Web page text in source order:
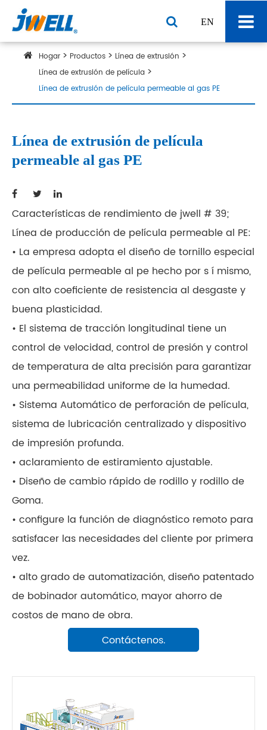
EN
Hogar Productos
Línea de extrusión
Línea de extrusión de película
Línea de extrusión de película permeable al gas PE
Línea de extrusión de película
permeable al gas PE
Características de rendimiento de jwell # 39;
Línea de producción de película permeable al PE:
• La empresa adopta el diseño de tornillo especial
de película permeable al pe hecho por s í mismo,
con alto coeficiente de resistencia al desgaste y
buena plasticidad.
• El sistema de tracción longitudinal tiene un
control de velocidad, control de presión y control
de temperatura de alta precisión para garantizar
una permeabilidad uniforme de la humedad.
• Sistema Automático de perforación de película,
sistema de lubricación centralizado y dispositivo
de impresión profunda.
• aclaramiento de estiramiento ajustable.
• Diseño de cambio rápido de rodillo y rodillo de
Goma.
• configure la función de diagnóstico remoto para
satisfacer las necesidades del cliente por primera
vez.
• alto grado de automatización, diseño patentado
de bobinador automático, mayor ahorro de
costos de mano de obra.
Contáctenos.